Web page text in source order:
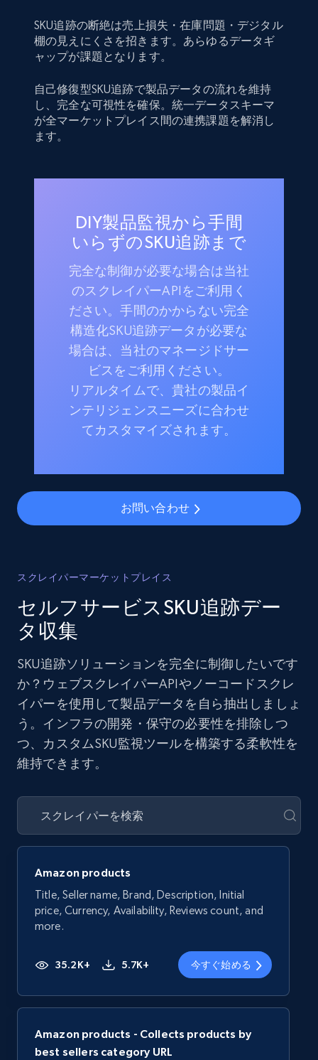
SKU追跡の断絶は売上損失・在庫問題・デジタル
棚の見えにくさを招きます。あらゆるデータギ
ャップが課題となります。
自己修復型SKU追跡で製品データの流れを維持
し、完全な可視性を確保。統一データスキーマ
が全マーケットプレイス間の連携課題を解消し
ます。
DIY製品監視から手間
いらずのSKU追跡まで
完全な制御が必要な場合は当社
のスクレイパーAPIをご利用く
ださい。手間のかからない完全
構造化SKU追跡データが必要な
場合は、当社のマネージドサー
ビスをご利用ください。
リアルタイムで、貴社の製品イ
ンテリジェンスニーズに合わせ
てカスタマイズされます。
お問い合わせ
スクレイパーマーケットプレイス
セルフサービスSKU追跡デー
タ収集
SKU追跡ソリューションを完全に制御したいです
か？ウェブスクレイパーAPIやノーコードスクレ
イパーを使用して製品データを自ら抽出しましょ
う。インフラの開発・保守の必要性を排除しつ
つ、カスタムSKU監視ツールを構築する柔軟性を
維持できます。
Amazon products
Title, Seller name, Brand, Description, Initial
price, Currency, Availability, Reviews count, and
more.
35.2K+ 5.7K+ 今すぐ始める
Amazon products - Collects products by
best sellers category URL